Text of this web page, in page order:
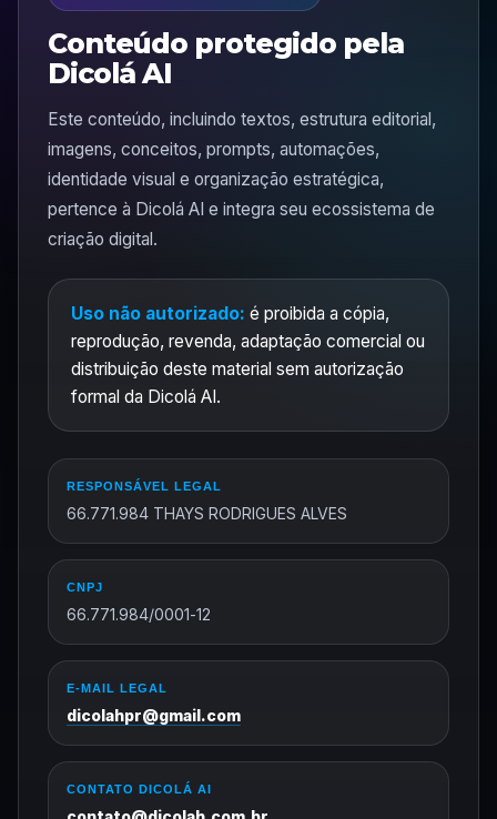
Conteúdo protegido pela
Dicolá AI
Este conteúdo, incluindo textos, estrutura editorial,
imagens, conceitos, prompts, automações,
identidade visual e organização estratégica,
pertence à Dicolá AI e integra seu ecossistema de
criação digital.
Uso não autorizado: é proibida a cópia,
reprodução, revenda, adaptação comercial ou
distribuição deste material sem autorização
formal da Dicolá AI.
RESPONSÁVEL LEGAL
66.771.984 THAYS RODRIGUES ALVES
CNPJ
66.771.984/0001-12
E-MAIL LEGAL
dicolahpr@gmail.com
CONTATO DICOLÁ AI